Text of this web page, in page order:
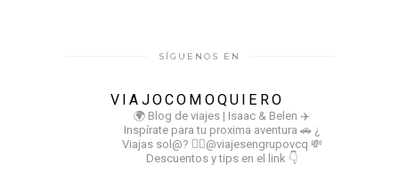
SÍGUENOS EN
VIAJOCOMOQUIERO
🌍 Blog de viajes | Isaac & Belen ✈️
Inspírate para tu proxima aventura 🚗 ¿
Viajas sol@? 👉🏻@viajesengrupovcq 💸
Descuentos y tips en el link 👇